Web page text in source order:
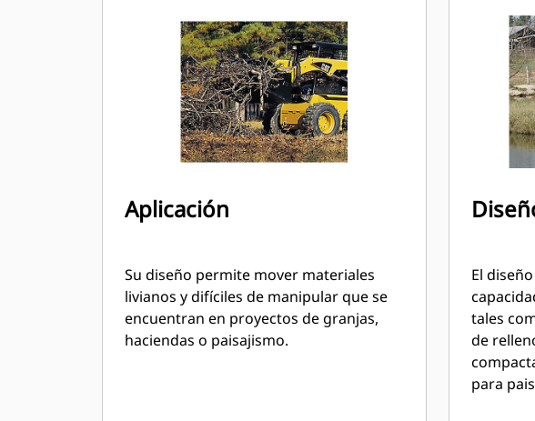
Aplicación
Su diseño permite mover materiales
livianos y difíciles de manipular que se
encuentran en proyectos de granjas,
haciendas o paisajismo.
El
tales
de
para